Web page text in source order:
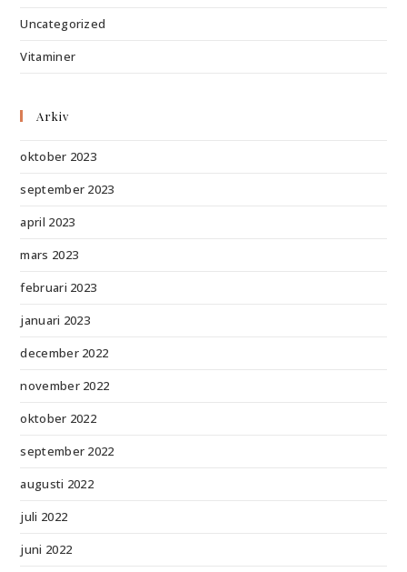
Uncategorized
Vitaminer
Arkiv
oktober 2023
september 2023
april 2023
mars 2023
februari 2023
januari 2023
december 2022
november 2022
oktober 2022
september 2022
augusti 2022
juli 2022
juni 2022